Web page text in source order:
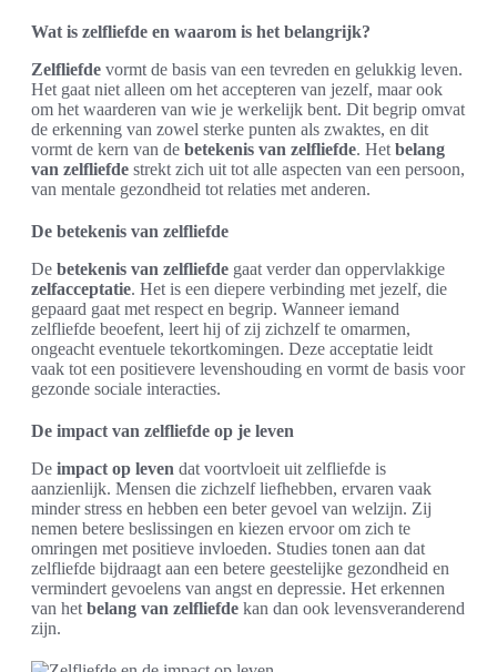
Wat is zelfliefde en waarom is het belangrijk?
Zelfliefde vormt de basis van een tevreden en gelukkig leven.
Het gaat niet alleen om het accepteren van jezelf, maar ook
om het waarderen van wie je werkelijk bent. Dit begrip omvat
de erkenning van zowel sterke punten als zwaktes, en dit
vormt de kern van de betekenis van zelfliefde. Het belang
van zelfliefde strekt zich uit tot alle aspecten van een persoon,
van mentale gezondheid tot relaties met anderen.
De betekenis van zelfliefde
De betekenis van zelfliefde gaat verder dan oppervlakkige
zelfacceptatie. Het is een diepere verbinding met jezelf, die
gepaard gaat met respect en begrip. Wanneer iemand
zelfliefde beoefent, leert hij of zij zichzelf te omarmen,
ongeacht eventuele tekortkomingen. Deze acceptatie leidt
vaak tot een positievere levenshouding en vormt de basis voor
gezonde sociale interacties.
De impact van zelfliefde op je leven
De impact op leven dat voortvloeit uit zelfliefde is
aanzienlijk. Mensen die zichzelf liefhebben, ervaren vaak
minder stress en hebben een beter gevoel van welzijn. Zij
nemen betere beslissingen en kiezen ervoor om zich te
omringen met positieve invloeden. Studies tonen aan dat
zelfliefde bijdraagt aan een betere geestelijke gezondheid en
vermindert gevoelens van angst en depressie. Het erkennen
van het belang van zelfliefde kan dan ook levensveranderend
zijn.